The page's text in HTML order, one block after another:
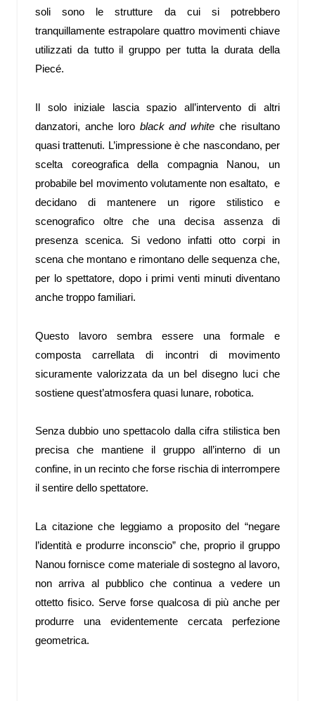
soli sono le strutture da cui si potrebbero
tranquillamente estrapolare quattro movimenti chiave
utilizzati da tutto il gruppo per tutta la durata della
Piecé.
Il solo iniziale lascia spazio all’intervento di altri
danzatori, anche loro black and white che risultano
quasi trattenuti. L’impressione è che nascondano, per
scelta coreografica della compagnia Nanou, un
probabile bel movimento volutamente non esaltato, e
decidano di mantenere un rigore stilistico e
scenografico oltre che una decisa assenza di
presenza scenica. Si vedono infatti otto corpi in
scena che montano e rimontano delle sequenza che,
per lo spettatore, dopo i primi venti minuti diventano
anche troppo familiari.
Questo lavoro sembra essere una formale e
composta carrellata di incontri di movimento
sicuramente valorizzata da un bel disegno luci che
sostiene quest’atmosfera quasi lunare, robotica.
Senza dubbio uno spettacolo dalla cifra stilistica ben
precisa che mantiene il gruppo all’interno di un
confine, in un recinto che forse rischia di interrompere
il sentire dello spettatore.
La citazione che leggiamo a proposito del “negare
l’identità e produrre inconscio” che, proprio il gruppo
Nanou fornisce come materiale di sostegno al lavoro,
non arriva al pubblico che continua a vedere un
ottetto fisico. Serve forse qualcosa di più anche per
produrre una evidentemente cercata perfezione
geometrica.